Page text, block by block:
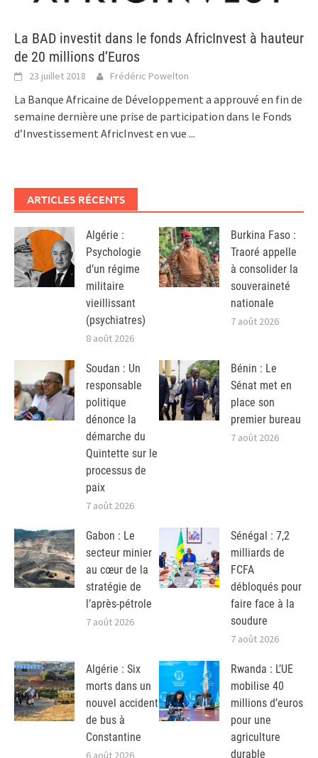
La BAD investit dans le fonds AfricInvest à hauteur
de 20 millions d’Euros
23 juillet 2018 Frédéric Powelton
La Banque Africaine de Développement a approuvé en fin de
semaine dernière une prise de participation dans le Fonds
d’Investissement AfricInvest en vue ...
ARTICLES RÉCENTS
Algérie :
Psychologie
d’un régime
militaire
vieillissant
(psychiatres)
8 août 2026
Burkina Faso :
Traoré appelle
à consolider la
souveraineté
nationale
7 août 2026
Soudan : Un
responsable
politique
dénonce la
démarche du
Quintette sur le
processus de
paix
7 août 2026
Bénin : Le
Sénat met en
place son
premier bureau
7 août 2026
Gabon : Le
secteur minier
au cœur de la
stratégie de
l’après-pétrole
7 août 2026
Sénégal : 7,2
milliards de
FCFA
débloqués pour
faire face à la
soudure
7 août 2026
Algérie : Six
morts dans un
nouvel accident
de bus à
Constantine
6 août 2026
Rwanda : L’UE
mobilise 40
millions d’euros
pour une
agriculture
durable